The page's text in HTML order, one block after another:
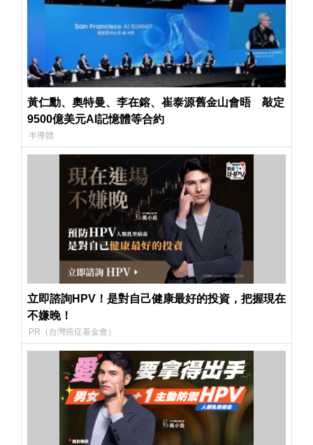
黃仁勳、奧特曼、李在鎔、崔泰源舊金山會晤 敲定
9500億美元AI記憶體等合約
半導體
立即諮詢HPV！是對自己健康最好的投資，把握現在
不嫌晚！
PR（台灣癌症基金會）